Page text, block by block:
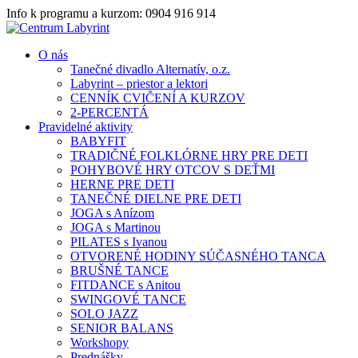
Info k programu a kurzom: 0904 916 914
O nás
Tanečné divadlo Alternatív, o.z.
Labyrint – priestor a lektori
CENNÍK CVIČENÍ A KURZOV
2-PERCENTÁ
Pravidelné aktivity
BABYFIT
TRADIČNÉ FOLKLÓRNE HRY PRE DETI
POHYBOVÉ HRY OTCOV S DEŤMI
HERNE PRE DETI
TANEČNÉ DIELNE PRE DETI
JOGA s Anízom
JOGA s Martinou
PILATES s Ivanou
OTVORENÉ HODINY SÚČASNÉHO TANCA
BRUŠNÉ TANCE
FITDANCE s Anitou
SWINGOVÉ TANCE
SOLO JAZZ
SENIOR BALANS
Workshopy